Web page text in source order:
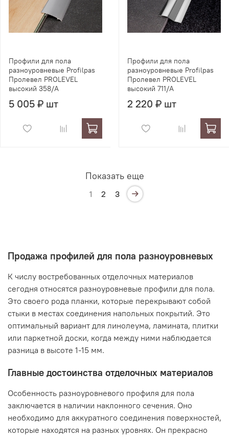
Профили для пола
разноуровневые Profilpas
Пролевел PROLEVEL
высокий 358/A
5 005 ₽ шт
Профили для пола
разноуровневые Profilpas
Пролевел PROLEVEL
высокий 711/A
2 220 ₽ шт
Показать еще
1 2 3
Продажа профилей для пола разноуровневых
К числу востребованных отделочных материалов
сегодня относятся разноуровневые профили для пола.
Это своего рода планки, которые перекрывают собой
стыки в местах соединения напольных покрытий. Это
оптимальный вариант для линолеума, ламината, плитки
или паркетной доски, когда между ними наблюдается
разница в высоте 1-15 мм.
Главные достоинства отделочных материалов
Особенность разноуровневого профиля для пола
заключается в наличии наклонного сечения. Оно
необходимо для аккуратного соединения поверхностей,
которые находятся на разных уровнях. Он прекрасно